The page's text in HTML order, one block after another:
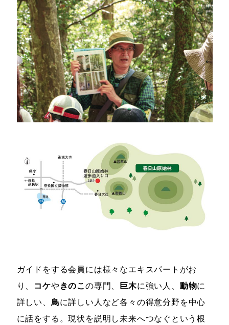
ガイドをする会員には様々なエキスパートがお
り、 コケやきのこの専門、 巨木に強い人、 動物に
詳しい、 鳥に詳しい人など各々の得意分野を中心
に話をする。現状を説明し未来へつなぐという根